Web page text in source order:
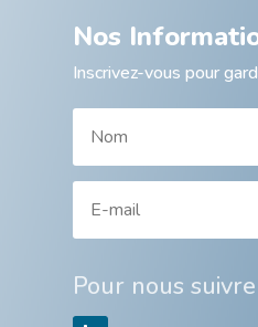
Nos
Inscrivez-vous pour
Pour nous suivre